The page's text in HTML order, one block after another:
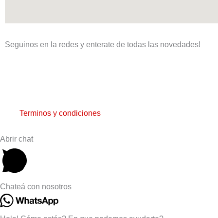
Seguinos en la redes y enterate de todas las novedades!
c
e
b
o
s
g
Terminos y condiciones
Abrir chat
Chateá con nosotros